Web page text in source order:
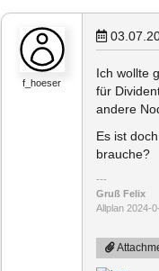
f_hoeser
Ich wollte
für
andere
Es ist
brauche?
Gruß Felix
Allplan 2024-